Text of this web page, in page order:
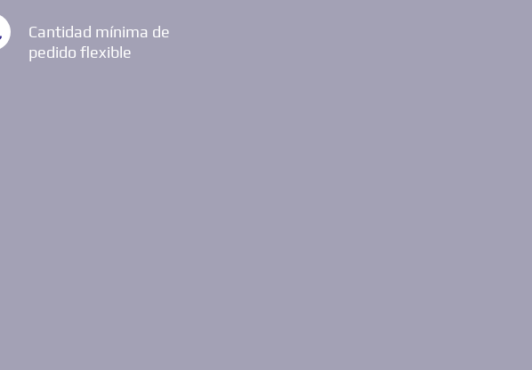
Cantidad mínima de
pedido flexible